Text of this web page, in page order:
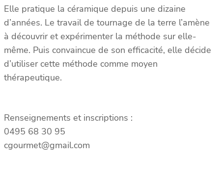
Elle pratique la céramique depuis une dizaine
d’années. Le travail de tournage de la terre l’amène
à découvrir et expérimenter la méthode sur elle-
même. Puis convaincue de son efficacité, elle décide
d’utiliser cette méthode comme moyen
thérapeutique.
Renseignements et inscriptions :
0495 68 30 95
cgourmet@gmail.com